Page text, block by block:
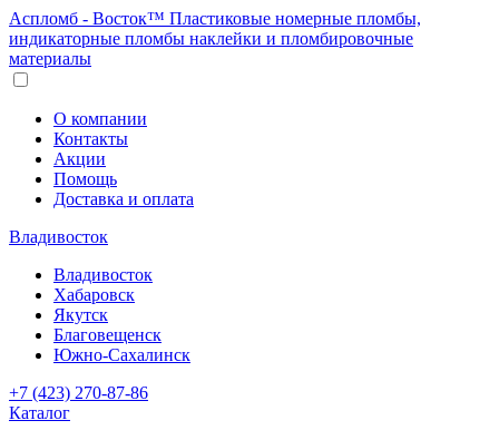
Аспломб - Восток™ Пластиковые номерные пломбы,
индикаторные пломбы наклейки и пломбировочные
материалы
О компании
Контакты
Акции
Помощь
Доставка и оплата
Владивосток
Владивосток
Хабаровск
Якутск
Благовещенск
Южно-Сахалинск
+7 (423) 270-87-86
Каталог